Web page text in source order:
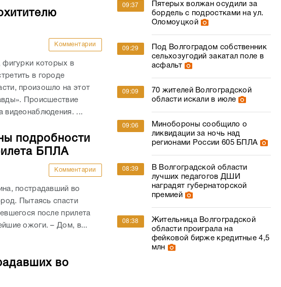
Комментарии
фигурки которых в
в городе
произошло на этот
Происшествие
видеонаблюдения. ...
подробности
БПЛА
Комментарии
пострадавший во
Пытаясь спасти
после прилета
ожоги. – Дом, в...
во
09:37
Пятерых волжан осудили за
бордель с подростками на ул.
Оломоуцкой
09:29
Под Волгоградом собственник
сельхозугодий закатал поле в
асфальт
09:09
70 жителей Волгоградской
области искали в июле
09:06
Минобороны сообщило о
ликвидации за ночь над
регионами России 605 БПЛА
08:39
В Волгоградской области
лучших педагогов ДШИ
наградят губернаторской
премией
08:38
Жительница Волгоградской
области проиграла на
фейковой бирже кредитные 4,5
млн